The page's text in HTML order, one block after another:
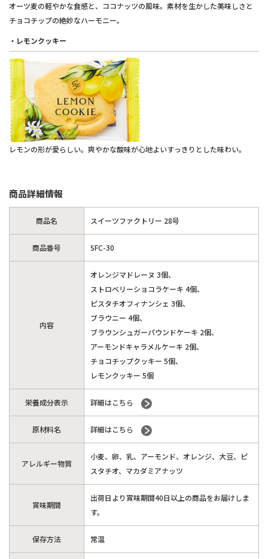
オーツ麦の軽やかな食感と、ココナッツの風味。素材を生かした美味しさと
チョコチップの絶妙なハーモニー。
・レモンクッキー
レモンの形が愛らしい。爽やかな酸味が心地よいすっきりとした味わい。
商品詳細情報
商品名 スイーツファクトリー 28号
商品番号 SFC-30
内容
オレンジマドレーヌ 3個、
ストロベリーショコラケーキ 4個、
ピスタチオフィナンシェ 3個、
ブラウニー 4個、
ブラウンシュガーパウンドケーキ 2個、
アーモンドキャラメルケーキ 2個、
チョコチップクッキー 5個、
レモンクッキー 5個
栄養成分表示 詳細はこちら
原材料名 詳細はこちら
アレルギー物質
小麦、卵、乳、アーモンド、オレンジ、大豆、ピ
スタチオ、マカダミアナッツ
賞味期間
出荷日より賞味期間40日以上の商品をお届けしま
す。
保存方法 常温